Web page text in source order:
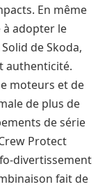
En même
à adopter le
de Skoda,
authenticité.
moteurs et de
de plus de
de série
Protect
divertissement
fait de